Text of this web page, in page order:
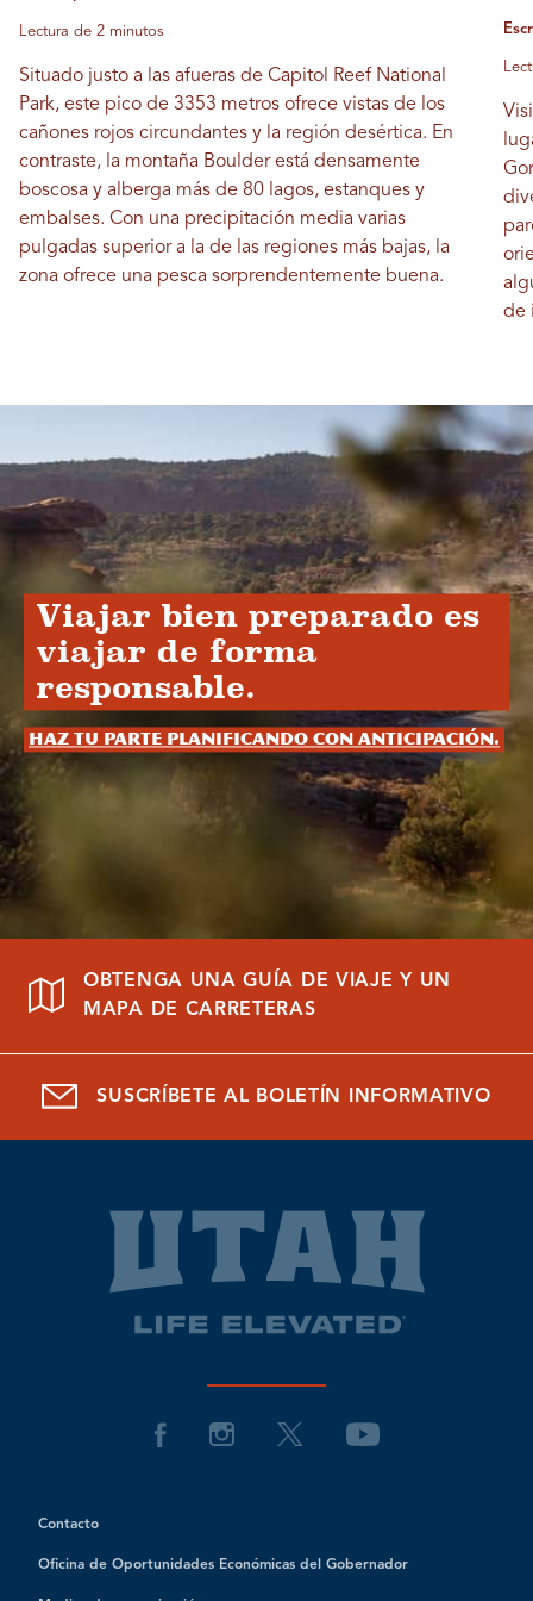
Lectura de 2 minutos
Situado justo a las afueras de Capitol Reef National
Park, este pico de 3353 metros ofrece vistas de los
cañones rojos circundantes y la región desértica. En
contraste, la montaña Boulder está densamente
boscosa y alberga más de 80 lagos, estanques y
embalses. Con una precipitación media varias
pulgadas superior a la de las regiones más bajas, la
zona ofrece una pesca sorprendentemente buena.
de
Viajar bien preparado es
viajar de forma
responsable.
Haz tu parte planificando con anticipación.
OBTENGA UNA GUÍA DE VIAJE Y UN
MAPA DE CARRETERAS
SUSCRÍBETE AL BOLETÍN INFORMATIVO
Contacto
Oficina de Oportunidades Económicas del Gobernador